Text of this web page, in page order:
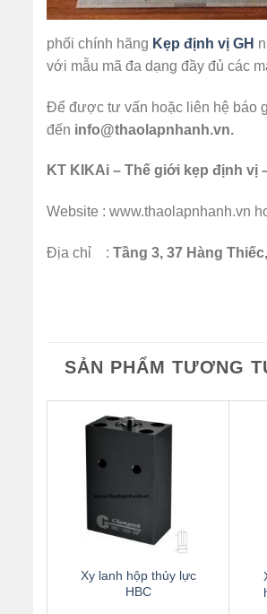
phối chính hãng Kẹp định vị GH
với mẫu mã đa dạng đầy đủ các
Để được tư vấn hoặc liên hệ báo
đến info@thaolapnhanh.vn.
KT KIKAi – Thế giới kẹp định vị
Website : www.thaolapnhanh.vn
Địa chỉ : Tầng 3, 37 Hàng
SẢN PHẨM TƯƠNG
Xy lanh hộp thủy lực
HBC